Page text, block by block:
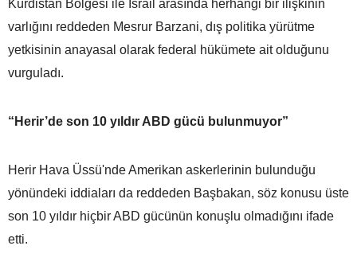
Kürdistan Bölgesi ile İsrail arasında herhangi bir ilişkinin
varlığını reddeden Mesrur Barzani, dış politika yürütme
yetkisinin anayasal olarak federal hükümete ait olduğunu
vurguladı.
“Herir’de son 10 yıldır ABD gücü bulunmuyor”
Herir Hava Üssü'nde Amerikan askerlerinin bulunduğu
yönündeki iddiaları da reddeden Başbakan, söz konusu üste
son 10 yıldır hiçbir ABD gücünün konuşlu olmadığını ifade
etti.